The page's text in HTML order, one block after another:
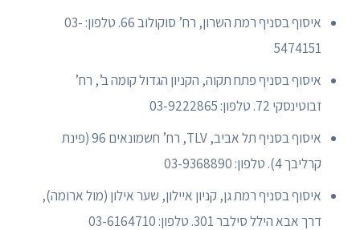
איסוף בסניף רמת השרון, רח’ סוקולוב 66. טלפון: 03-
5474151
איסוף בסניף פתח תקוה, הקניון הגדול קומה ב’, רח’
זבוטינסקי 72. טלפון: 03-9222865
איסוף בסניף תל אביב, TLV, רח’ חשמונאים 96 (פינת
קרליבך 4). טלפון: 03-9368890
איסוף בסניף רמת גן, קניון איילון, שער אילון (מול ארומה),
דרך אבא הילל סילבר 301. טלפון: 03-6164710